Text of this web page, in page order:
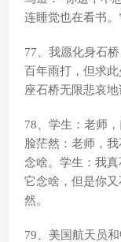
连睡觉也在看书。
77、我愿化身石
百年雨打，但求
座石桥无限悲哀
78、学生：老师
脸茫然：老师，
念啥。学生：我
它念啥，但是你
然。
79、美国航天员